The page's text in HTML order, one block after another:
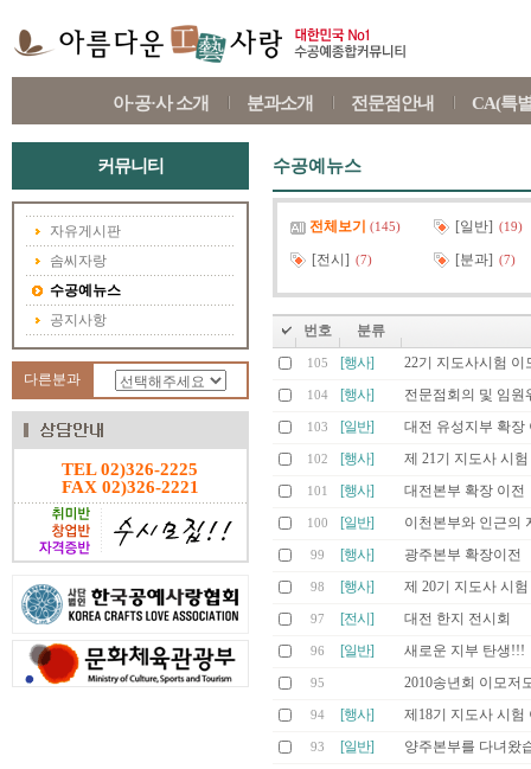
아·공·사 소개 분과소개 전문점안내 CA(특
커뮤니티
자유게시판
솜씨자랑
수공예뉴스
공지사항
다른분과
TEL 02)326-2225
FAX 02)326-2221
수공예뉴스
전체보기 (145) [일반] (19)
[전시] (7) [분과] (7)
번호 분류
105 [행사] 22기 지도사시험 이
104 [행사] 전문점회의 및 임원
103 [일반] 대전 유성지부 확장
102 [행사] 제 21기 지도사 시
101 [행사] 대전본부 확장 이전
100 [일반] 이천본부와 인근의
99 [행사] 광주본부 확장이전
98 [행사] 제 20기 지도사 시
97 [전시] 대전 한지 전시회
96 [일반] 새로운 지부 탄생!!!
95 2010송년회 이모저
94 [행사] 제18기 지도사 시험
93 [일반] 양주본부를 다녀왔